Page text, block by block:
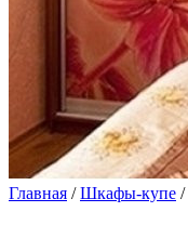
Главная /Шкафы-купе /